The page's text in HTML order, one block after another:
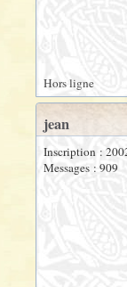
Hors ligne
jean
Inscription :
Messages : 909